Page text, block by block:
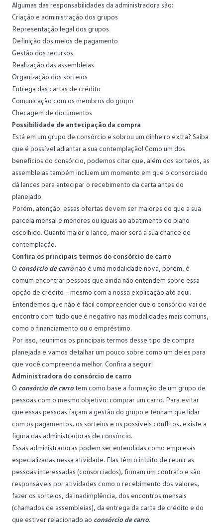
Algumas das responsabilidades da administradora são:
Criação e administração dos grupos
Representação legal dos grupos
Definição dos meios de pagamento
Gestão dos recursos
Realização das assembleias
Organização dos sorteios
Entrega das cartas de crédito
Comunicação com os membros do grupo
Checagem de documentos
Possibilidade de antecipação da compra
Está em um grupo de consórcio e sobrou um dinheiro extra? Saiba
que é possível adiantar a sua contemplação! Como um dos
benefícios do consórcio, podemos citar que, além dos sorteios, as
assembleias também incluem um momento em que o consorciado
dá lances para antecipar o recebimento da carta antes do
planejado.
Porém, atenção: essas ofertas devem ser maiores do que a sua
parcela mensal e menores ou iguais ao abatimento do plano
escolhido. Quanto maior o lance, maior será a sua chance de
contemplação.
Confira os principais termos do consórcio de carro
O consórcio de carronão é uma modalidade nova, porém, é
comum encontrar pessoas que ainda não entendem sobre essa
opção de crédito – mesmo com a nossa explicação até aqui.
Entendemos que não é fácil compreender que o consórcio vai de
encontro com tudo que é negativo nas modalidades mais comuns,
como o financiamento ou o empréstimo.
Por isso, reunimos os principais termos desse tipo de compra
planejada e vamos detalhar um pouco sobre como um deles para
que você compreenda melhor. Confira a seguir!
Administradora do consórcio de carro
O consórcio de carrotem como base a formação de um grupo de
pessoas com o mesmo objetivo: comprar um carro. Para evitar
que essas pessoas façam a gestão do grupo e tenham que lidar
com os pagamentos, os sorteios e os possíveis conflitos, existe a
figura das administradoras de consórcio.
Essas administradoras podem ser entendidas como empresas
especializadas nessa atividade. Elas têm o intuito de reunir as
pessoas interessadas (consorciados), firmam um contrato e são
responsáveis por atividades como o recebimento dos valores,
fazer os sorteios, da inadimplência, dos encontros mensais
(chamados de assembleias), da entrega da carta de crédito e do
que estiver relacionado ao consórcio de carro.